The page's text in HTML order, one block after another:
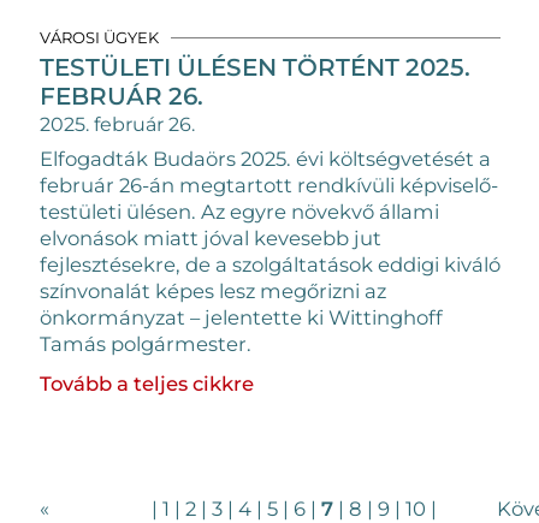
VÁROSI ÜGYEK
TESTÜLETI ÜLÉSEN TÖRTÉNT 2025.
FEBRUÁR 26.
2025. február 26.
Elfogadták Budaörs 2025. évi költségvetését a
február 26-án megtartott rendkívüli képviselő-
testületi ülésen. Az egyre növekvő állami
elvonások miatt jóval kevesebb jut
fejlesztésekre, de a szolgáltatások eddigi kiváló
színvonalát képes lesz megőrizni az
önkormányzat – jelentette ki Wittinghoff
Tamás polgármester.
Tovább a teljes cikkre
«
| 1 | 2 | 3 | 4 | 5 | 6 | 7 | 8 | 9 | 10 |